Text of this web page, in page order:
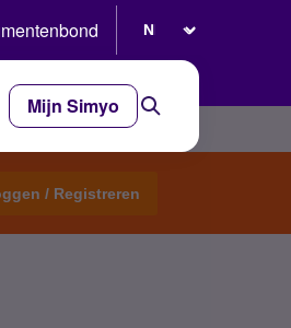
Mijn Simyo
/ Registreren